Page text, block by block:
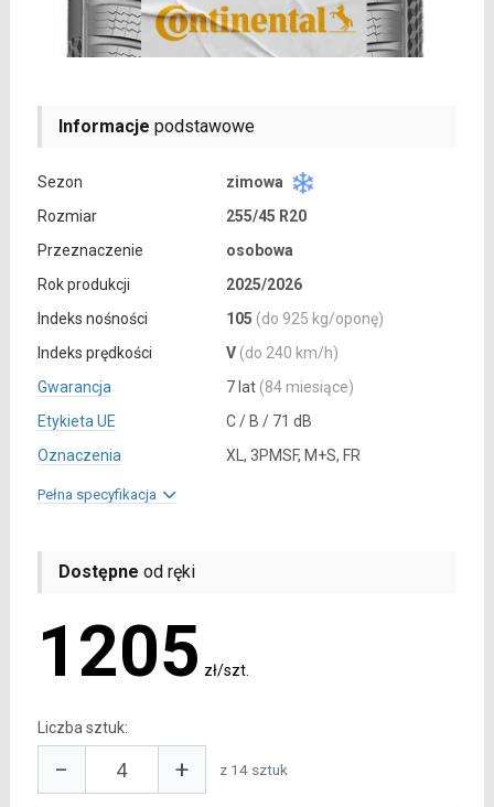
Informacje podstawowe
Sezon
zimowa
Rozmiar
255/45 R20
Przeznaczenie
osobowa
Rok produkcji
2025/2026
Indeks nośności
105 (do 925 kg/oponę)
Indeks prędkości
V (do 240 km/h)
Gwarancja
7 lat (84 miesiące)
Etykieta UE
C / B / 71 dB
Oznaczenia
XL, 3PMSF, M+S, FR
Pełna specyfikacja
Dostępne od ręki
1205 zł/szt.
Liczba sztuk:
− + z 14 sztuk